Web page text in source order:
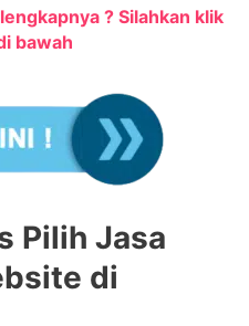
? Silahkan klik
bawah
Pilih Jasa
di